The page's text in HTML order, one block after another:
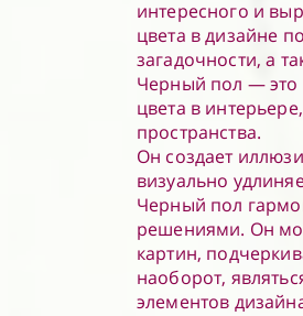
интересного и
цвета в дизайне
загадочности, а
Черный пол — это
цвета в
пространства.
Он создает
визуально
Черный пол
решениями. Он
картин,
наоборот,
элементов